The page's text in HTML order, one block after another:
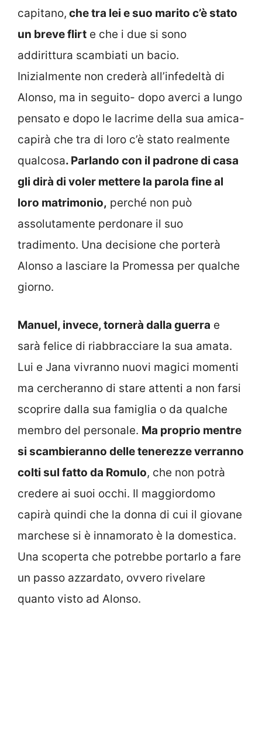
capitano, che tra lei e suo marito c’è stato
un breve flirt e che i due si sono
addirittura scambiati un bacio.
Inizialmente non crederà all’infedeltà di
Alonso, ma in seguito- dopo averci a lungo
pensato e dopo le lacrime della sua amica-
capirà che tra di loro c’è stato realmente
qualcosa. Parlando con il padrone di casa
gli dirà di voler mettere la parola fine al
loro matrimonio, perché non può
assolutamente perdonare il suo
tradimento. Una decisione che porterà
Alonso a lasciare la Promessa per qualche
giorno.
Manuel, invece, tornerà dalla guerra e
sarà felice di riabbracciare la sua amata.
Lui e Jana vivranno nuovi magici momenti
ma cercheranno di stare attenti a non farsi
scoprire dalla sua famiglia o da qualche
membro del personale. Ma proprio mentre
si scambieranno delle tenerezze verranno
colti sul fatto da Romulo, che non potrà
credere ai suoi occhi. Il maggiordomo
capirà quindi che la donna di cui il giovane
marchese si è innamorato è la domestica.
Una scoperta che potrebbe portarlo a fare
un passo azzardato, ovvero rivelare
quanto visto ad Alonso.